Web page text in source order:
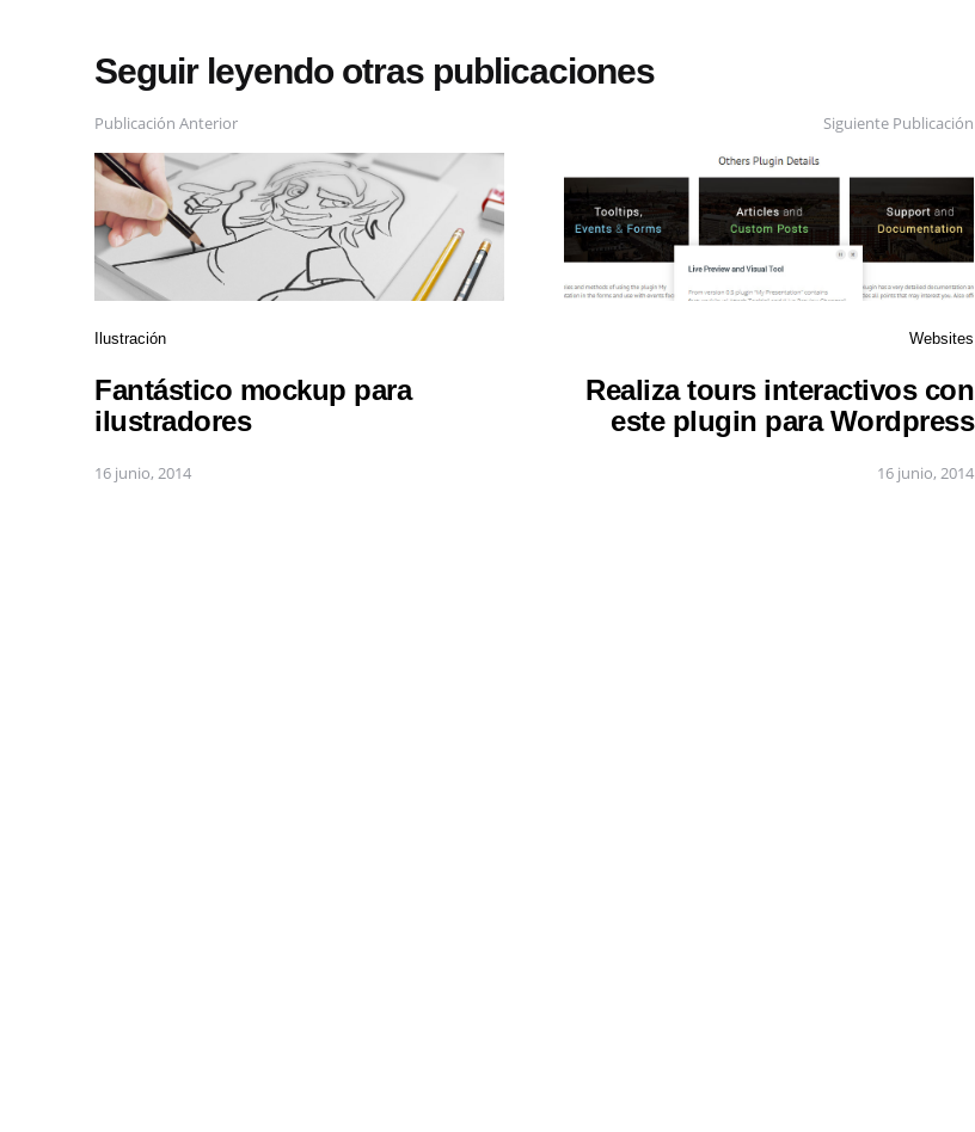
Seguir leyendo otras publicaciones
Publicación Anterior
Ilustración
Fantástico mockup para
ilustradores
16 junio, 2014
Siguiente Publicación
Websites
Realiza tours interactivos con
este plugin para Wordpress
16 junio, 2014